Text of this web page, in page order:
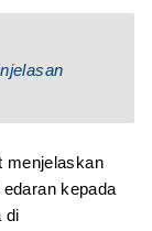
menjelaskan
kepada
di